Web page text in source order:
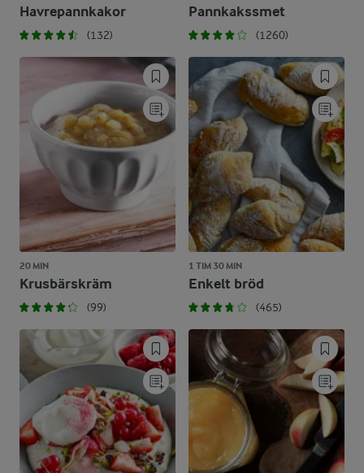
Havrepannkakor
(132)
Pannkakssmet
(1260)
20 MIN
Krusbärskräm
(99)
1 TIM 30 MIN
Enkelt bröd
(465)